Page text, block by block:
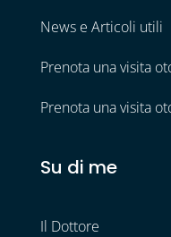
News e Articoli utili
Prenota una visita
Prenota una visita
Su di me
Il Dottore